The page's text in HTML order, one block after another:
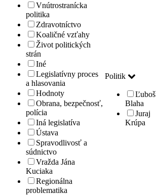
Vnútrostranícka
politika
Zdravotníctvo
Koaličné vzťahy
Život politických
strán
Iné
Legislatívny proces
a hlasovania
Hodnoty
Obrana, bezpečnosť,
polícia
Iná legislatíva
Ústava
Spravodlivosť a
súdnictvo
Vražda Jána
Kuciaka
Regionálna
problematika
Politik
Ľuboš
Blaha
Juraj
Krúpa